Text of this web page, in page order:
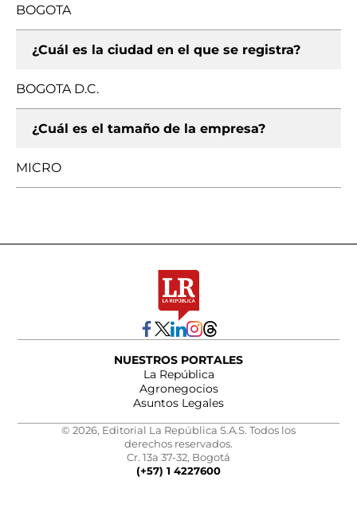
BOGOTA
¿Cuál es la ciudad en el que se registra?
BOGOTA D.C.
¿Cuál es el tamaño de la empresa?
MICRO
NUESTROS PORTALES
La República
Agronegocios
Asuntos Legales
© 2026, Editorial La República S.A.S. Todos los
derechos reservados.
Cr. 13a 37-32, Bogotá
(+57) 1 4227600